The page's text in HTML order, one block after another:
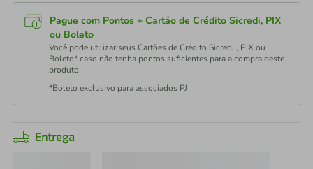
Pague com Pontos + Cartão de Crédito Sicredi, PIX
ou Boleto
Você pode utilizar seus Cartões de Crédito Sicredi , PIX ou
Boleto* caso não tenha pontos suficientes para a compra deste
produto.
*Boleto exclusivo para associados PJ
Entrega